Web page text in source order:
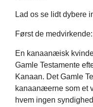
Lad os se lidt dybere
Først de medvirkende:
En kanaanæisk
Gamle Testamente
Kanaan. Det Gamle
kanaanæerne som et
hvem ingen